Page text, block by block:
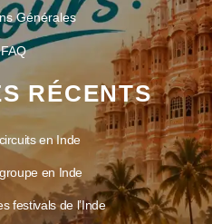
Générales
FAQ
RÉCENTS
en Inde
en Inde
festivals de l’Inde